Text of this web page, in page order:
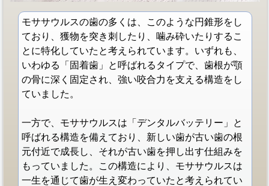
モササウルスの歯の多くは、このような円錐形をし
ており、獲物を突き刺したり、噛み砕いたりするこ
とに特化していたと考えられています。いずれも、
いわゆる「固着歯」と呼ばれるタイプで、歯根が顎
の骨に深く固定され、強い咬合力を支える構造をし
ていました。
一方で、モササウルスは「デンタルバッテリー」と
呼ばれる構造を備えており、新しい歯が古い歯の根
元付近で成長し、それが古い歯を押し出す仕組みを
もっていました。この構造により、モササウルスは
一生を通じて歯が生え変わっていたと考えられてい